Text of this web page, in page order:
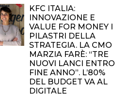
KFC ITALIA:
INNOVAZIONE E
VALUE FOR MONEY I
PILASTRI DELLA
STRATEGIA. LA CMO
MARZIA FARÈ: “TRE
NUOVI LANCI ENTRO
FINE ANNO”. L’80%
DEL BUDGET VA AL
DIGITALE